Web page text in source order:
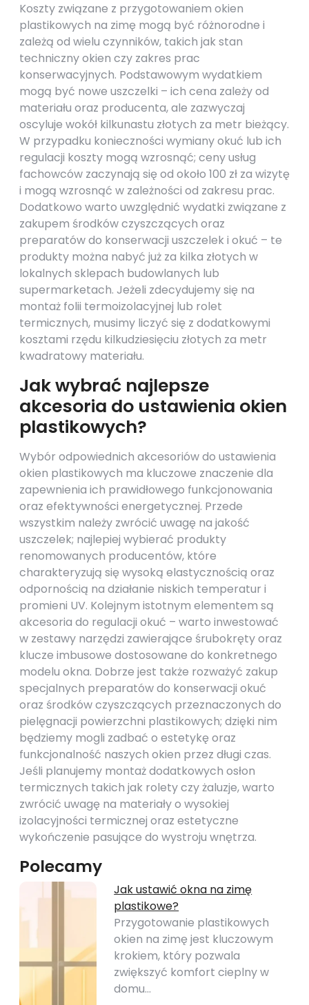
Koszty związane z przygotowaniem okien
plastikowych na zimę mogą być różnorodne i
zależą od wielu czynników, takich jak stan
techniczny okien czy zakres prac
konserwacyjnych. Podstawowym wydatkiem
mogą być nowe uszczelki – ich cena zależy od
materiału oraz producenta, ale zazwyczaj
oscyluje wokół kilkunastu złotych za metr bieżący.
W przypadku konieczności wymiany okuć lub ich
regulacji koszty mogą wzrosnąć; ceny usług
fachowców zaczynają się od około 100 zł za wizytę
i mogą wzrosnąć w zależności od zakresu prac.
Dodatkowo warto uwzględnić wydatki związane z
zakupem środków czyszczących oraz
preparatów do konserwacji uszczelek i okuć – te
produkty można nabyć już za kilka złotych w
lokalnych sklepach budowlanych lub
supermarketach. Jeżeli zdecydujemy się na
montaż folii termoizolacyjnej lub rolet
termicznych, musimy liczyć się z dodatkowymi
kosztami rzędu kilkudziesięciu złotych za metr
kwadratowy materiału.
Jak wybrać najlepsze
akcesoria do ustawienia okien
plastikowych?
Wybór odpowiednich akcesoriów do ustawienia
okien plastikowych ma kluczowe znaczenie dla
zapewnienia ich prawidłowego funkcjonowania
oraz efektywności energetycznej. Przede
wszystkim należy zwrócić uwagę na jakość
uszczelek; najlepiej wybierać produkty
renomowanych producentów, które
charakteryzują się wysoką elastycznością oraz
odpornością na działanie niskich temperatur i
promieni UV. Kolejnym istotnym elementem są
akcesoria do regulacji okuć – warto inwestować
w zestawy narzędzi zawierające śrubokręty oraz
klucze imbusowe dostosowane do konkretnego
modelu okna. Dobrze jest także rozważyć zakup
specjalnych preparatów do konserwacji okuć
oraz środków czyszczących przeznaczonych do
pielęgnacji powierzchni plastikowych; dzięki nim
będziemy mogli zadbać o estetykę oraz
funkcjonalność naszych okien przez długi czas.
Jeśli planujemy montaż dodatkowych osłon
termicznych takich jak rolety czy żaluzje, warto
zwrócić uwagę na materiały o wysokiej
izolacyjności termicznej oraz estetyczne
wykończenie pasujące do wystroju wnętrza.
Polecamy
Jak ustawić okna na zimę
plastikowe?
Przygotowanie plastikowych
okien na zimę jest kluczowym
krokiem, który pozwala
zwiększyć komfort cieplny w
domu…